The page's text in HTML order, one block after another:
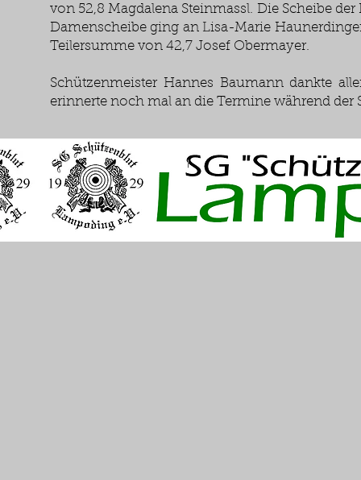
von 52,8 Magdalena Steinmassl. Die Scheibe
Damenscheibe ging an Lisa-Marie
Teilersumme von 42,7 Josef Obermayer.
Schützenmeister Hannes Baumann dankte
erinnerte noch mal an die Termine während der